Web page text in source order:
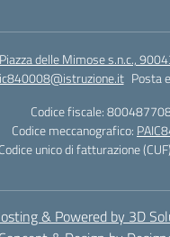
Piazza delle Mimose s.n.c.,
Posta
Codice fiscale:
Codice meccanografico:
Codice unico di fatturazione
& Powered by 3D